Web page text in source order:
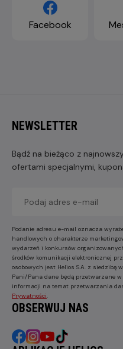
Facebook
NEWSLETTER
Bądź na bieżąco z
ofertami specjalnymi,
Podanie adresu e-mail oznacza
handlowych o charakterze
wydarzeń i konkursów
środków komunikacji elektronicznej
osobowych jest Helios S.A. z siedzibą
Pani/Pana dane będą przetwarzane
informacji na temat przetwarzania
Prywatności
OBSERWUJ NAS